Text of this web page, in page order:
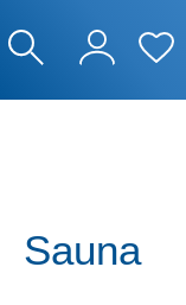
Sauna